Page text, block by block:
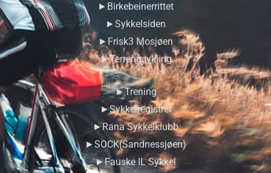
►Birkebeinerrittet
►Sykkelsiden
►Frisk3 Mosjøen
►Terrengsykling
►Trening
►Sykkelregistret
►Rana Sykkelklubb
►SOCK(Sandnessjøen)
►Fauske IL Sykkel